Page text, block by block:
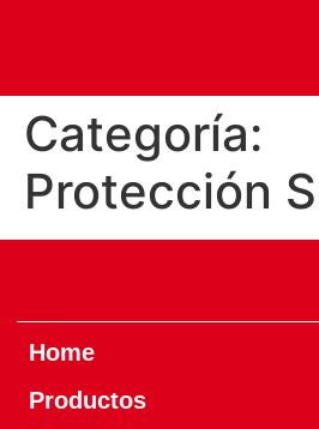
Categoría:
Protección
Home
Productos